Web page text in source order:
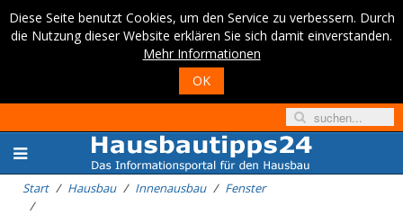
Diese Seite benutzt Cookies, um den Service zu verbessern. Durch
die Nutzung dieser Website erklären Sie sich damit einverstanden.
Mehr Informationen
OK
Start Hausbau Innenausbau Fenster